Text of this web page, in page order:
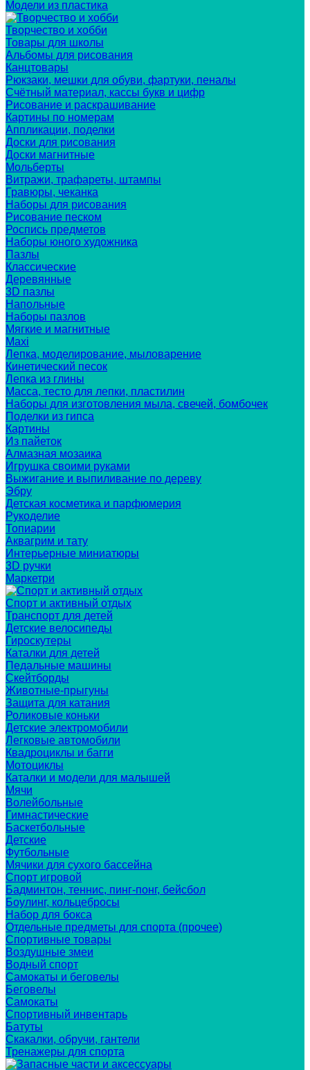
Модели из пластика
Творчество и хобби
Товары для школы
Альбомы для рисования
Канцтовары
Рюкзаки, мешки для обуви, фартуки, пеналы
Счётный материал, кассы букв и цифр
Рисование и раскрашивание
Картины по номерам
Аппликации, поделки
Доски для рисования
Доски магнитные
Мольберты
Витражи, трафареты, штампы
Гравюры, чеканка
Наборы для рисования
Рисование песком
Роспись предметов
Наборы юного художника
Пазлы
Классические
Деревянные
3D пазлы
Напольные
Наборы пазлов
Мягкие и магнитные
Maxi
Лепка, моделирование, мыловарение
Кинетический песок
Лепка из глины
Масса, тесто для лепки, пластилин
Наборы для изготовления мыла, свечей, бомбочек
Поделки из гипса
Картины
Из пайеток
Алмазная мозаика
Игрушка своими руками
Выжигание и выпиливание по дереву
Эбру
Детская косметика и парфюмерия
Рукоделие
Топиарии
Аквагрим и тату
Интерьерные миниатюры
3D ручки
Маркетри
Спорт и активный отдых
Транспорт для детей
Детские велосипеды
Гироскутеры
Каталки для детей
Педальные машины
Скейтборды
Животные-прыгуны
Защита для катания
Роликовые коньки
Детские электромобили
Легковые автомобили
Квадроциклы и багги
Мотоциклы
Каталки и модели для малышей
Мячи
Волейбольные
Гимнастические
Баскетбольные
Детские
Футбольные
Мячики для сухого бассейна
Спорт игровой
Бадминтон, теннис, пинг-понг, бейсбол
Боулинг, кольцебросы
Набор для бокса
Отдельные предметы для спорта (прочее)
Спортивные товары
Воздушные змеи
Водный спорт
Самокаты и беговелы
Беговелы
Самокаты
Спортивный инвентарь
Батуты
Скакалки, обручи, гантели
Тренажеры для спорта